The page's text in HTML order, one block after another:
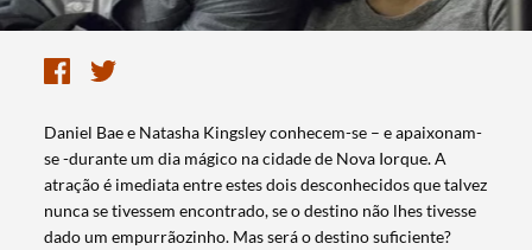
Daniel Bae e Natasha Kingsley conhecem-se – e apaixonam-
se -durante um dia mágico na cidade de Nova Iorque. A
atração é imediata entre estes dois desconhecidos que talvez
nunca se tivessem encontrado, se o destino não lhes tivesse
dado um empurrãozinho. Mas será o destino suficiente?